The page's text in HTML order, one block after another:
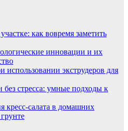
как вовремя заметить
инновации и их
экструдеров для
стресса: умные подходы к
кресс-салата в домашних